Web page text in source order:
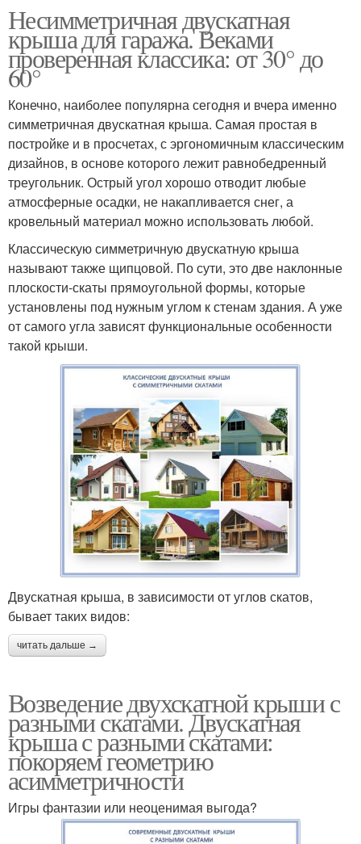
Несимметричная двускатная
крыша для гаража. Веками
проверенная классика: от 30° до
60°
Конечно, наиболее популярна сегодня и вчера именно
симметричная двускатная крыша. Самая простая в
постройке и в просчетах, с эргономичным классическим
дизайнов, в основе которого лежит равнобедренный
треугольник. Острый угол хорошо отводит любые
атмосферные осадки, не накапливается снег, а
кровельный материал можно использовать любой.
Классическую симметричную двускатную крыша
называют также щипцовой. По сути, это две наклонные
плоскости-скаты прямоугольной формы, которые
установлены под нужным углом к стенам здания. А уже
от самого угла зависят функциональные особенности
такой крыши.
Двускатная крыша, в зависимости от углов скатов,
бывает таких видов:
читать дальше →
Возведение двухскатной крыши с
разными скатами. Двускатная
крыша с разными скатами:
покоряем геометрию
асимметричности
Игры фантазии или неоценимая выгода?